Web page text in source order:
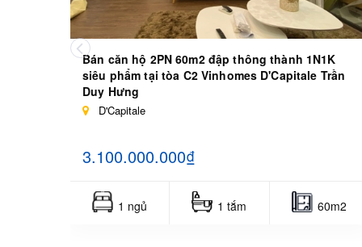
Bán căn hộ 2PN 60m2 đập thông thành 1N1K
siêu phẩm tại tòa C2 Vinhomes D'Capitale Trần
Duy Hưng
D'Capitale
3.100.000.000₫
1 ngủ 1 tắm 60m2